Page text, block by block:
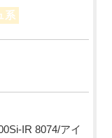
系
IR 8074/アイ